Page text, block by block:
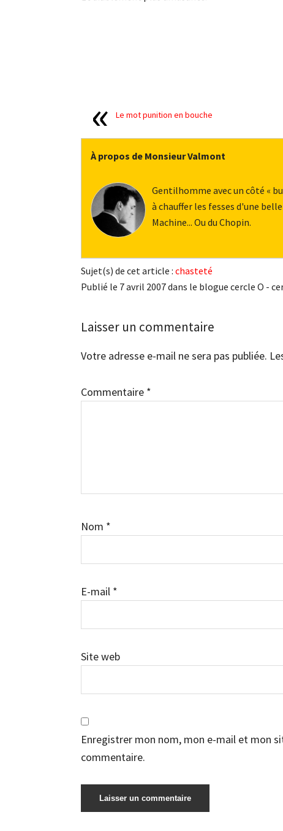
Le mot punition en bouche
À propos de Monsieur Valmont
Gentilhomme avec un côté «
à chauffer les fesses d'une
Machine... Ou du Chopin.
Sujet(s) de cet article : chasteté
Publié le 7 avril 2007 dans le blogue cercle O -
Interactions
lecteur
Laisser un commentaire
Votre adresse e-mail ne sera pas publiée.
Commentaire *
Nom *
E-mail *
Site web
Enregistrer mon nom, mon e-mail et mon
commentaire.